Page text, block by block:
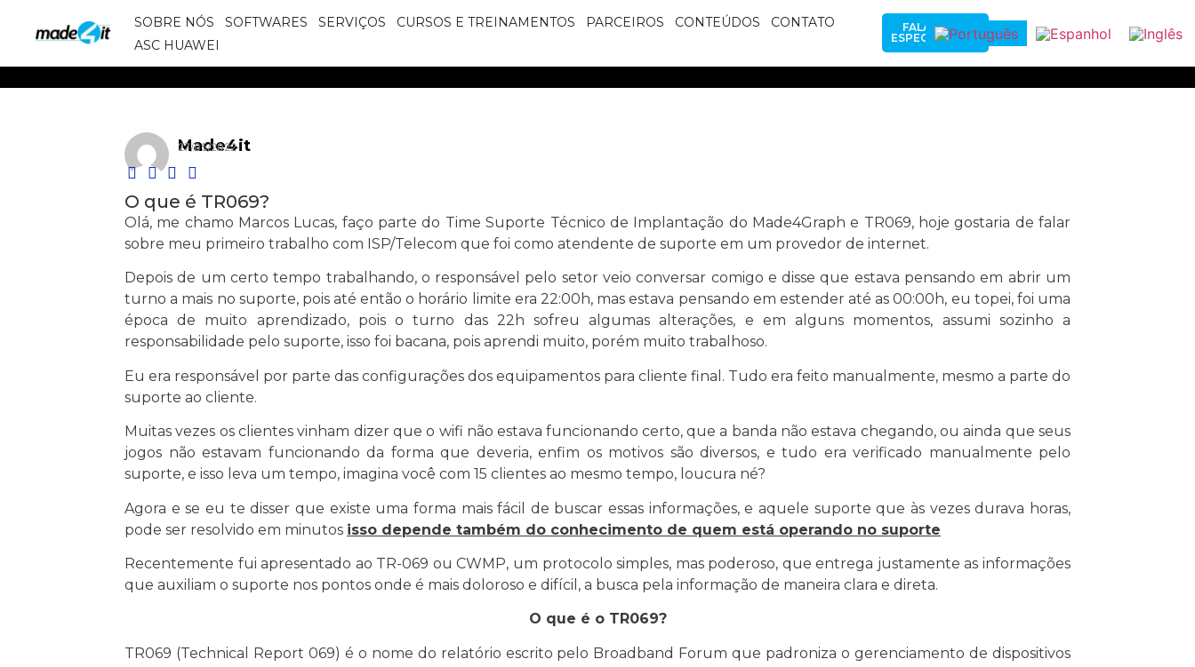
SOBRE NÓS SOFTWARES SERVIÇOS CURSOS E TREINAMENTOS PARCEIROS CONTEÚDOS
CONTATO
ASC HUAWEI
FALAR COM
ESPECIALISTAS
Made4it
27/05/2022
O que é TR069?
Olá, me chamo Marcos Lucas, faço parte do Time Suporte Técnico de Implantação do Made4Graph e TR069, hoje gostaria de falar
sobre meu primeiro trabalho com ISP/Telecom que foi como atendente de suporte em um provedor de internet.
Depois de um certo tempo trabalhando, o responsável pelo setor veio conversar comigo e disse que estava pensando em abrir um
turno a mais no suporte, pois até então o horário limite era 22:00h, mas estava pensando em estender até as 00:00h, eu topei, foi uma
época de muito aprendizado, pois o turno das 22h sofreu algumas alterações, e em alguns momentos, assumi sozinho a
responsabilidade pelo suporte, isso foi bacana, pois aprendi muito, porém muito trabalhoso.
Eu era responsável por parte das configurações dos equipamentos para cliente final. Tudo era feito manualmente, mesmo a parte do
suporte ao cliente.
Muitas vezes os clientes vinham dizer que o wifi não estava funcionando certo, que a banda não estava chegando, ou ainda que seus
jogos não estavam funcionando da forma que deveria, enfim os motivos são diversos, e tudo era verificado manualmente pelo
suporte, e isso leva um tempo, imagina você com 15 clientes ao mesmo tempo, loucura né?
Agora e se eu te disser que existe uma forma mais fácil de buscar essas informações, e aquele suporte que às vezes durava horas,
pode ser resolvido em minutos isso depende também do conhecimento de quem está operando no suporte
Recentemente fui apresentado ao TR-069 ou CWMP, um protocolo simples, mas poderoso, que entrega justamente as informações
que auxiliam o suporte nos pontos onde é mais doloroso e difícil, a busca pela informação de maneira clara e direta.
O que é o TR069?
TR069 (Technical Report 069) é o nome do relatório escrito pelo Broadband Forum que padroniza o gerenciamento de dispositivos